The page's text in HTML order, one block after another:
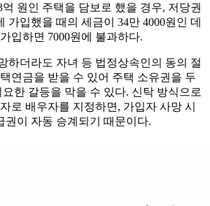
원인 주택을 담보로 했을 경우, 저당권
가입했을 때의 세금이 34만 4000원인 데
입하면 7000원에 불과하다.
하더라도 자녀 등 법정상속인의 동의 절
연금을 받을 수 있어 주택 소유권을 두
한 갈등을 막을 수 있다. 신탁 방식으로
로 배우자를 지정하면, 가입자 사망 시
권이 자동 승계되기 때문이다.